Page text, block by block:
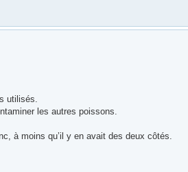
utilisés.
les autres poissons.
à moins qu’il y en avait des deux côtés.